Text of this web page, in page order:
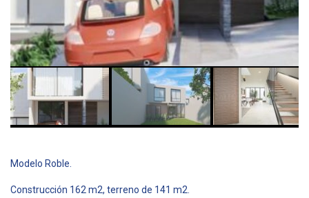
Modelo Roble.
Construcción 162 m2, terreno de 141 m2.